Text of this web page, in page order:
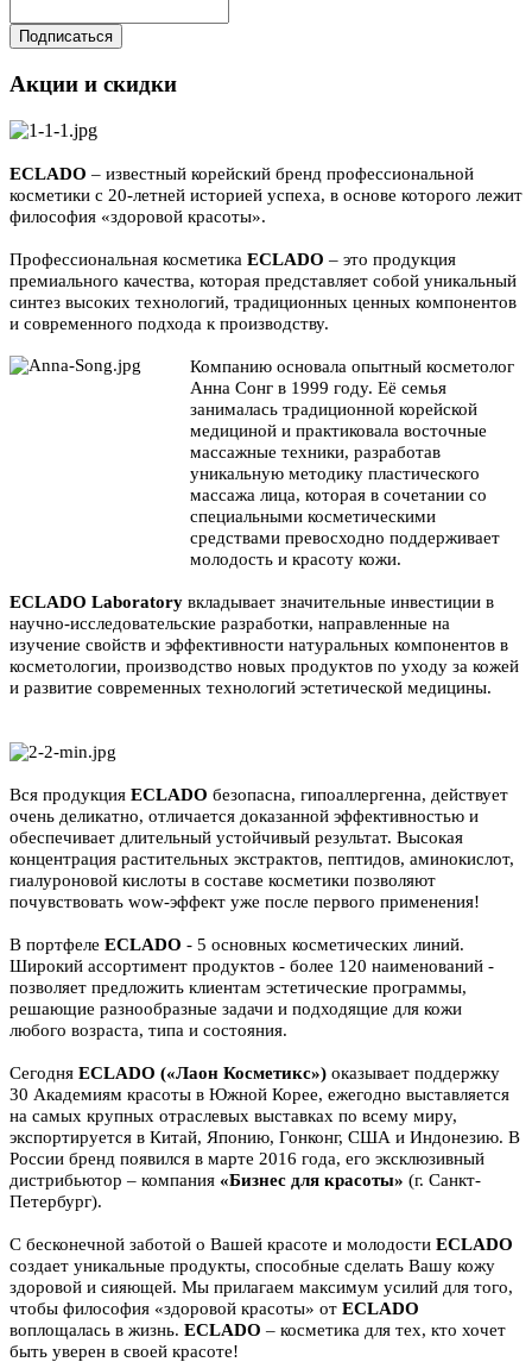
Подписаться
Акции и скидки
ECLADO – известный корейский бренд профессиональной
косметики с 20-летней историей успеха, в основе которого лежит
философия «здоровой красоты».
Профессиональная косметика ECLADO – это продукция
премиального качества, которая представляет собой уникальный
синтез высоких технологий, традиционных ценных компонентов
и современного подхода к производству.
Компанию основала опытный косметолог
Анна Сонг в 1999 году. Её семья
занималась традиционной корейской
медициной и практиковала восточные
массажные техники, разработав
уникальную методику пластического
массажа лица, которая в сочетании со
специальными косметическими
средствами превосходно поддерживает
молодость и красоту кожи.
ECLADO Laboratory вкладывает значительные инвестиции в
научно-исследовательские разработки, направленные на
изучение свойств и эффективности натуральных компонентов в
косметологии, производство новых продуктов по уходу за кожей
и развитие современных технологий эстетической медицины.
Вся продукция ECLADO безопасна, гипоаллергенна, действует
очень деликатно, отличается доказанной эффективностью и
обеспечивает длительный устойчивый результат. Высокая
концентрация растительных экстрактов, пептидов, аминокислот,
гиалуроновой кислоты в составе косметики позволяют
почувствовать wow-эффект уже после первого применения!
В портфеле ECLADO - 5 основных косметических линий.
Широкий ассортимент продуктов - более 120 наименований -
позволяет предложить клиентам эстетические программы,
решающие разнообразные задачи и подходящие для кожи
любого возраста, типа и состояния.
Сегодня ECLADO («Лаон Косметикс») оказывает поддержку
30 Академиям красоты в Южной Корее, ежегодно выставляется
на самых крупных отраслевых выставках по всему миру,
экспортируется в Китай, Японию, Гонконг, США и Индонезию. В
России бренд появился в марте 2016 года, его эксклюзивный
дистрибьютор – компания «Бизнес для красоты» (г. Санкт-
Петербург).
С бесконечной заботой о Вашей красоте и молодости ECLADO
создает уникальные продукты, способные сделать Вашу кожу
здоровой и сияющей. Мы прилагаем максимум усилий для того,
чтобы философия «здоровой красоты» от ECLADO
воплощалась в жизнь. ECLADO – косметика для тех, кто хочет
быть уверен в своей красоте!